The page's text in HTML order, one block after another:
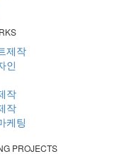
제작
인
작
작
케팅
PROJECTS